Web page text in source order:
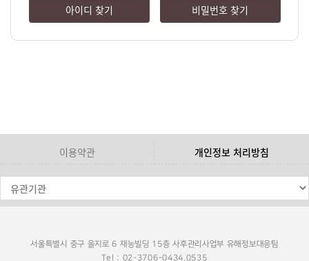
아이디 찾기 비밀번호 찾기
이용약관 개인정보 처리방침
서울특별시 중구 을지로 6 재능빌딩 15층 사후관리사업부 유해정보대응팀
Tel : 02-3706-0434,0535